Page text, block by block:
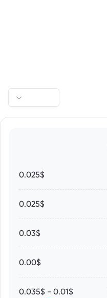
0.025$
0.025$
0.03$
0.00$
0.01$ -
0.035$